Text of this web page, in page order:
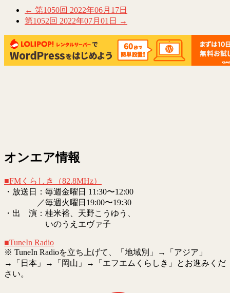
ィ
ン
ド
ウ
き
す)
← 第1050回 2022年06月17日
第1052回 2022年07月01日
→
オンエア情報
■FMくらしき（82.8MHz）
・放送日：毎週金曜日 11:30〜12:00
／毎週火曜日19:00〜19:30
・出 演：桂米裕、天野こうゆう、
いのうえエヴァ子
■TuneIn Radio
※ TuneIn Radioを立ち上げて、「地域別」→「アジア」
→「日本」→「岡山」→「エフエムくらしき」とお進みくだ
さい。